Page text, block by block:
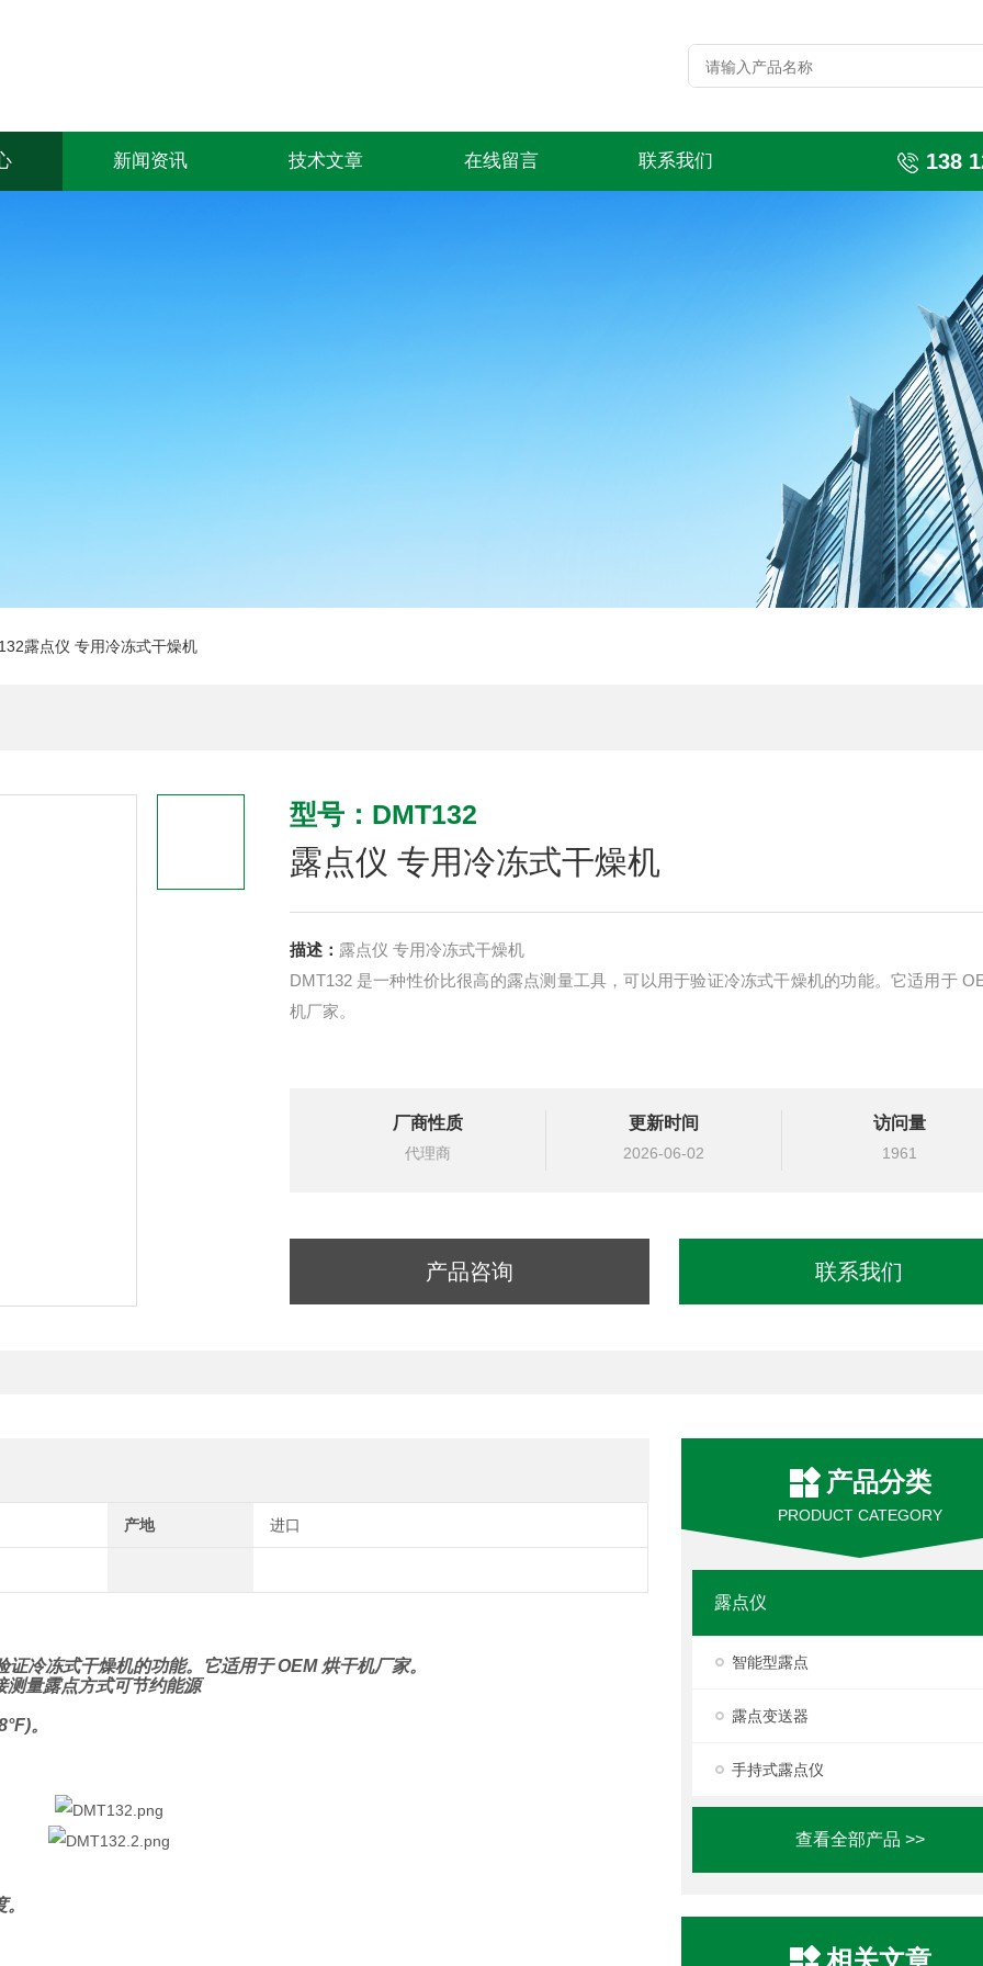
新闻资讯 技术文章 在线留言 联系我们 138
露点仪 专用冷冻式干燥机
型号：DMT132
露点仪 专用冷冻式干燥机
描述： 露点仪 专用冷冻式干燥机
DMT132 是一种性价比很高的露点测量工具，可以用于验证冷冻式干燥机的功能。它适用于
机厂家。
厂商性质
代理商
更新时间
2026-06-02
访问量
1961
产品咨询 联系我们
产品分类
PRODUCT CATEGORY
露点仪
智能型露点
露点变送器
手持式露点仪
查看全部产品 >>
相关文章
产地 进口
冷冻式干燥机的功能。它适用于 OEM 烘干机厂家。
测量露点方式可节约能源
。